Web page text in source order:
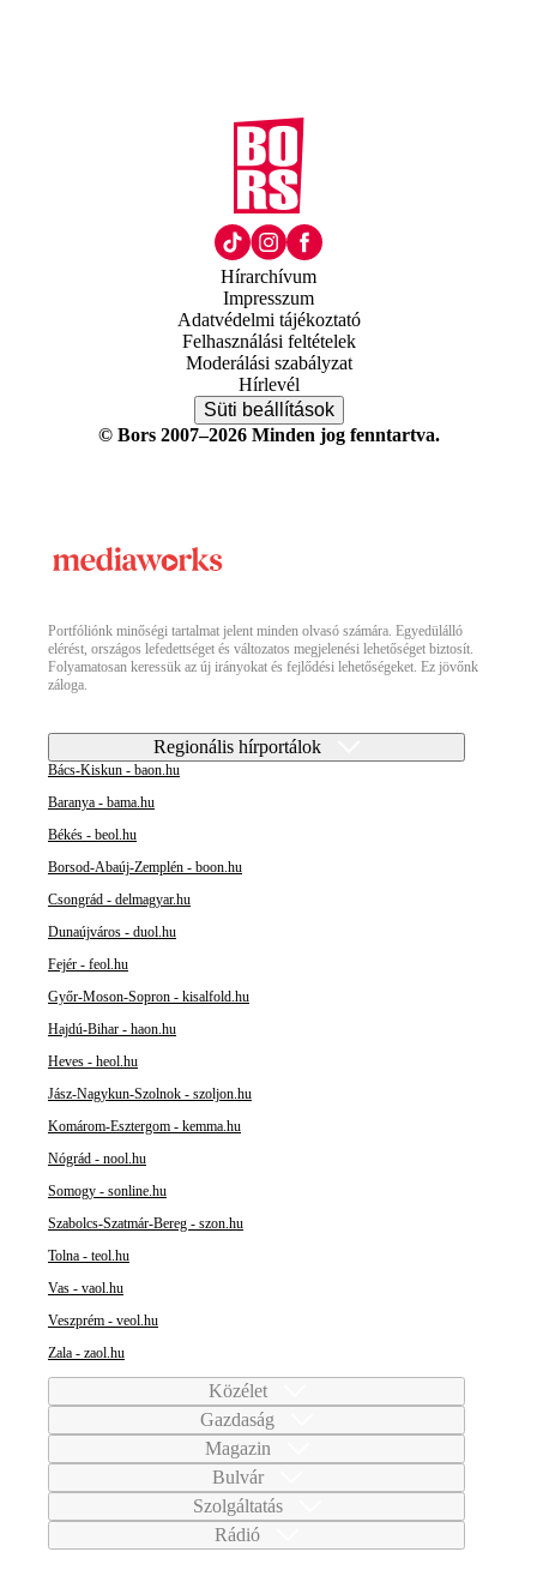
Hírarchívum
Impresszum
Adatvédelmi tájékoztató
Felhasználási feltételek
Moderálási szabályzat
Hírlevél
Süti beállítások
© Bors 2007–2026 Minden jog fenntartva.
Portfóliónk minőségi tartalmat jelent minden olvasó számára. Egyedülálló
elérést, országos lefedettséget és változatos megjelenési lehetőséget biztosít.
Folyamatosan keressük az új irányokat és fejlődési lehetőségeket. Ez jövőnk
záloga.
Regionális hírportálok
Bács-Kiskun - baon.hu
Baranya - bama.hu
Békés - beol.hu
Borsod-Abaúj-Zemplén - boon.hu
Csongrád - delmagyar.hu
Dunaújváros - duol.hu
Fejér - feol.hu
Győr-Moson-Sopron - kisalfold.hu
Hajdú-Bihar - haon.hu
Heves - heol.hu
Jász-Nagykun-Szolnok - szoljon.hu
Komárom-Esztergom - kemma.hu
Nógrád - nool.hu
Somogy - sonline.hu
Szabolcs-Szatmár-Bereg - szon.hu
Tolna - teol.hu
Vas - vaol.hu
Veszprém - veol.hu
Zala - zaol.hu
Közélet
Gazdaság
Magazin
Bulvár
Szolgáltatás
Rádió